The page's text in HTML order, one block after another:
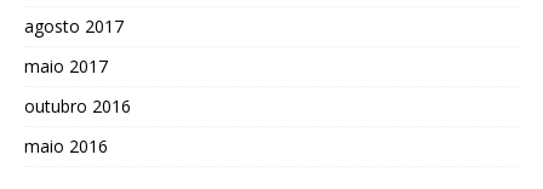
agosto 2017
maio 2017
outubro 2016
maio 2016